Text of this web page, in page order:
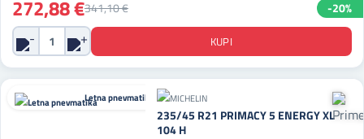
272,88 €341,10 € -20%
Letna pnevmatika
235/45 R21 PRIMACY 5 ENERGY XL
104 H